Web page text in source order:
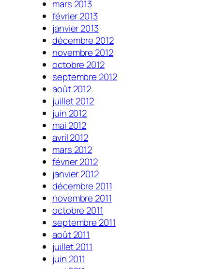
mars 2013
février 2013
janvier 2013
décembre 2012
novembre 2012
octobre 2012
septembre 2012
août 2012
juillet 2012
juin 2012
mai 2012
avril 2012
mars 2012
février 2012
janvier 2012
décembre 2011
novembre 2011
octobre 2011
septembre 2011
août 2011
juillet 2011
juin 2011